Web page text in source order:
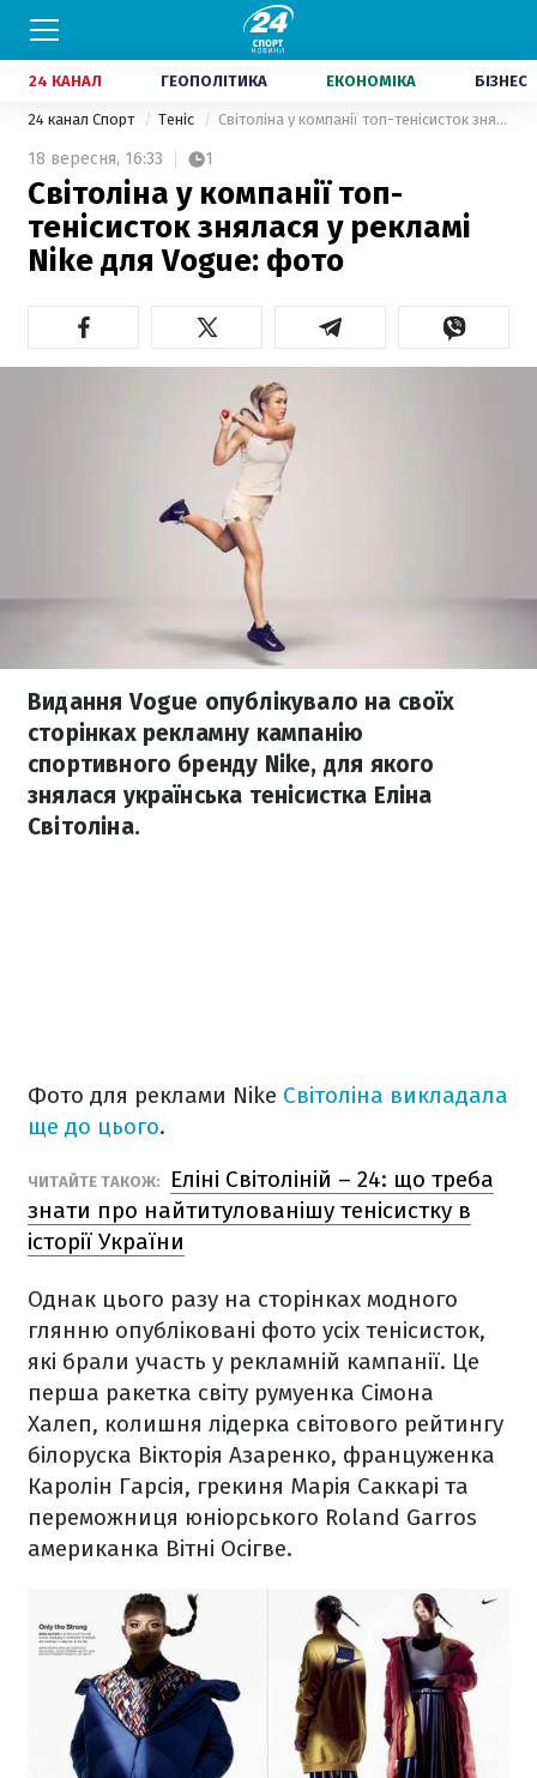
24 КАНАЛ ГЕОПОЛІТИКА ЕКОНОМІКА БІЗНЕС
24 канал Спорт Теніс Світоліна у компанії топ-тенісисток знялася у рекламі Nike для Vogue: фото
18 вересня, 16:33 1
Світоліна у компанії топ-
тенісисток знялася у рекламі
Nike для Vogue: фото
Видання Vogue опублікувало на своїх
сторінках рекламну кампанію
спортивного бренду Nike, для якого
знялася українська тенісистка Еліна
Світоліна.
Фото для реклами Nike Світоліна викладала
ще до цього.
ЧИТАЙТЕ ТАКОЖ:
Еліні Світоліній – 24: що треба
знати про найтитулованішу тенісистку в
історії України
Однак цього разу на сторінках модного
глянню опубліковані фото усіх тенісисток,
які брали участь у рекламній кампанії. Це
перша ракетка світу румуенка Сімона
Халеп, колишня лідерка світового рейтингу
білоруска Вікторія Азаренко, француженка
Каролін Гарсія, грекиня Марія Саккарі та
переможниця юніорського Roland Garros
американка Вітні Осігве.